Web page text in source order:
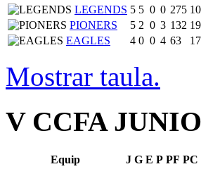
LEGENDS 5 5 0 0 275
PIONERS
5 2 0 3 132
EAGLES
4 0 0 4 63
Mostrar taula.
V CCFA
Equip J G E P PF PC